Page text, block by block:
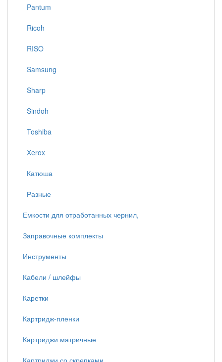
Pantum
Ricoh
RISO
Samsung
Sharp
Sindoh
Toshiba
Xerox
Катюша
Разные
Емкости для отработанных чернил,
Заправочные комплекты
Инструменты
Кабели / шлейфы
Каретки
Картридж-пленки
Картриджи матричные
Картриджи со скрепками